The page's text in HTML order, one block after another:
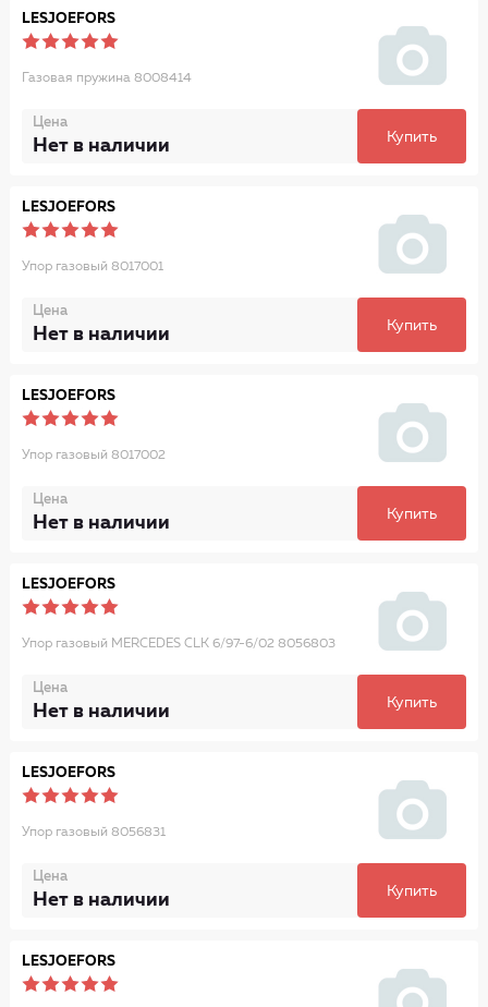
LESJOEFORS
Газовая пружина 8008414
Цена
Нет в наличии Купить
LESJOEFORS
Упор газовый 8017001
Цена
Нет в наличии Купить
LESJOEFORS
Упор газовый 8017002
Цена
Нет в наличии Купить
LESJOEFORS
Упор газовый MERCEDES CLK 6/97-6/02 8056803
Цена
Нет в наличии Купить
LESJOEFORS
Упор газовый 8056831
Цена
Нет в наличии Купить
LESJOEFORS